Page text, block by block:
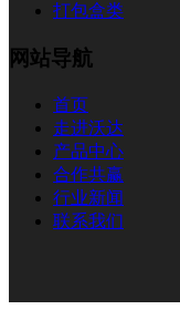
打包盒类
网站导航
首页
走进沃达
产品中心
合作共赢
行业新闻
联系我们